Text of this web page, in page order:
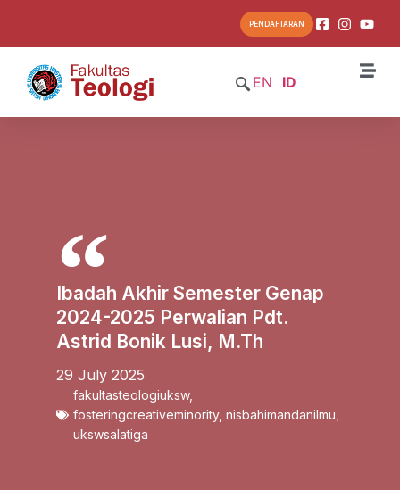
PENDAFTARAN
EN ID
Ibadah Akhir Semester Genap
2024-2025 Perwalian Pdt.
Astrid Bonik Lusi, M.Th
29 July 2025
fakultasteologiuksw,
fosteringcreativeminority, nisbahimandanilmu
ukswsalatiga